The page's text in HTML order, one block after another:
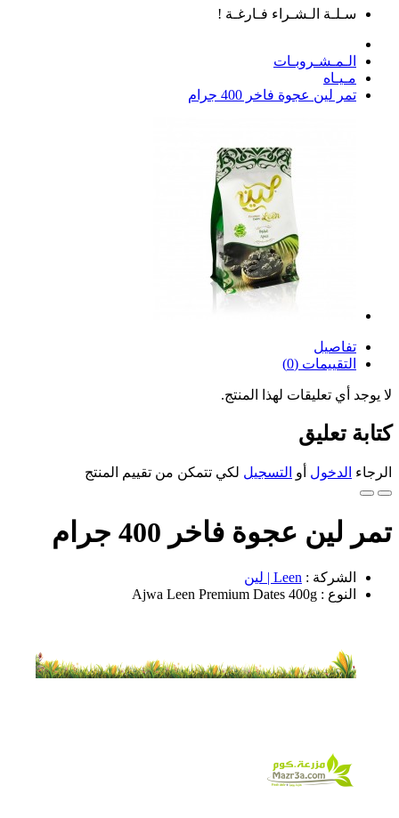
سـلـة الـشـراء فـارغـة !
الـمـشـروبـات
مـيـاه
تمر لين عجوة فاخر 400 جرام
تفاصيل
التقييمات (0)
لا يوجد أي تعليقات لهذا المنتج.
كتابة تعليق
الرجاء الدخول أو التسجيل لكي تتمكن من تقييم المنتج
تمر لين عجوة فاخر 400 جرام
الشركة : Leen | لين
النوع : Ajwa Leen Premium Dates 400g